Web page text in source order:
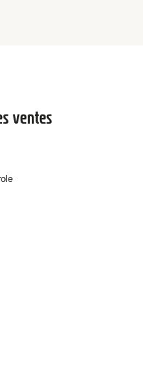
ventes